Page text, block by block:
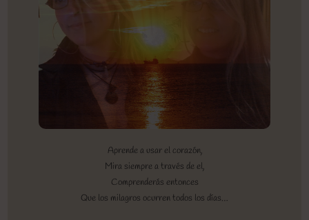
Aprende a usar el corazón,
Mira siempre a través de el,
Comprenderás entonces
Que los milagros ocurren todos los días…